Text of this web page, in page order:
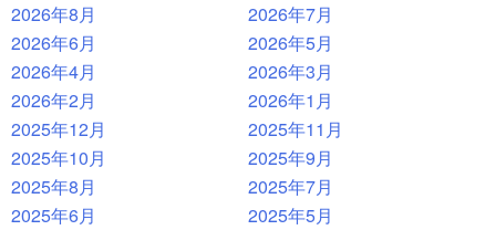
2026年8月
2026年7月
2026年6月
2026年5月
2026年4月
2026年3月
2026年2月
2026年1月
2025年12月
2025年11月
2025年10月
2025年9月
2025年8月
2025年7月
2025年6月
2025年5月